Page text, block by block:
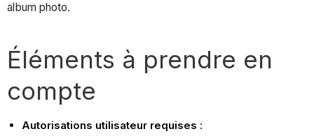
album photo.
Éléments à prendre en
compte
Autorisations utilisateur requises :